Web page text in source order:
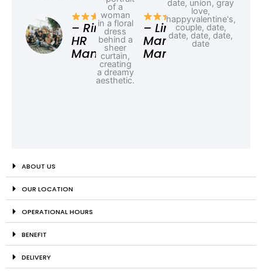
– Rina,
HR
Manager
– Linda,
Marketing
Manager
ABOUT US
OUR LOCATION
OPERATIONAL HOURS
BENEFIT
DELIVERY